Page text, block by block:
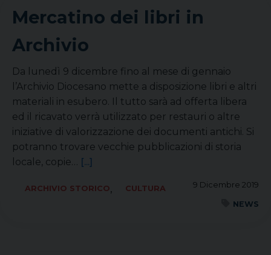
Mercatino dei libri in
Archivio
Da lunedì 9 dicembre fino al mese di gennaio
l’Archivio Diocesano mette a disposizione libri e altri
materiali in esubero. Il tutto sarà ad offerta libera
ed il ricavato verrà utilizzato per restauri o altre
iniziative di valorizzazione dei documenti antichi. Si
potranno trovare vecchie pubblicazioni di storia
locale, copie… [...]
9 Dicembre 2019
ARCHIVIO STORICO,
CULTURA
NEWS